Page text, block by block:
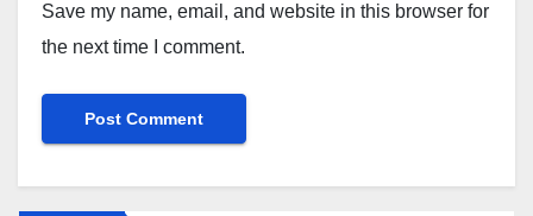
Save my name, email, and website in this browser for
the next time I comment.